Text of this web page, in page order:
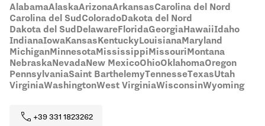
AlabamaAlaskaArizonaArkansasCarolina del Nord
Carolina del SudColoradoDakota del Nord
Dakota del SudDelawareFloridaGeorgiaHawaiiIdaho
IndianaIowaKansasKentuckyLouisianaMaryland
MichiganMinnesotaMississippiMissouriMontana
NebraskaNevadaNew MexicoOhioOklahomaOregon
PennsylvaniaSaint BarthelemyTennesseTexasUtah
VirginiaWashingtonWest VirginiaWisconsinWyoming
+39 331 1823262